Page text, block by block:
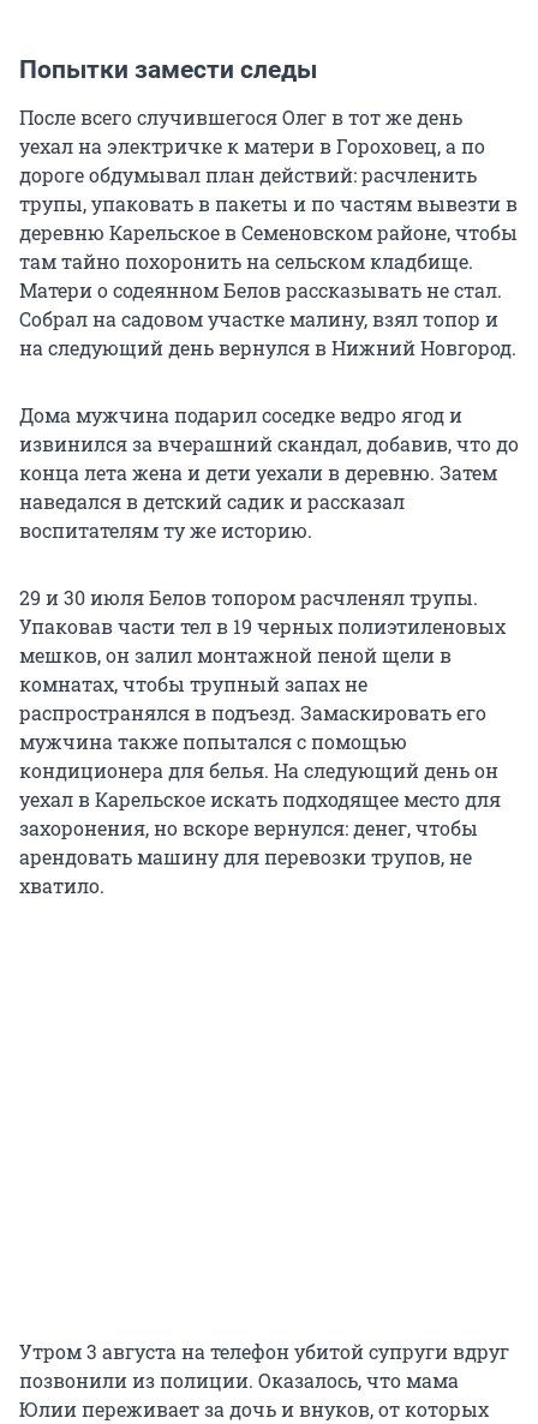
Попытки замести следы
После всего случившегося Олег в тот же день
уехал на электричке к матери в Гороховец, а по
дороге обдумывал план действий: расчленить
трупы, упаковать в пакеты и по частям вывезти в
деревню Карельское в Семеновском районе, чтобы
там тайно похоронить на сельском кладбище.
Матери о содеянном Белов рассказывать не стал.
Собрал на садовом участке малину, взял топор и
на следующий день вернулся в Нижний Новгород.
Дома мужчина подарил соседке ведро ягод и
извинился за вчерашний скандал, добавив, что до
конца лета жена и дети уехали в деревню. Затем
наведался в детский садик и рассказал
воспитателям ту же историю.
29 и 30 июля Белов топором расчленял трупы.
Упаковав части тел в 19 черных полиэтиленовых
мешков, он залил монтажной пеной щели в
комнатах, чтобы трупный запах не
распространялся в подъезд. Замаскировать его
мужчина также попытался с помощью
кондиционера для белья. На следующий день он
уехал в Карельское искать подходящее место для
захоронения, но вскоре вернулся: денег, чтобы
арендовать машину для перевозки трупов, не
хватило.
Утром 3 августа на телефон убитой супруги вдруг
позвонили из полиции. Оказалось, что мама
Юлии переживает за дочь и внуков, от которых